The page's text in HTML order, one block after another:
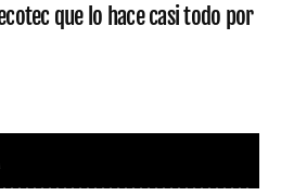
que lo hace casi todo por